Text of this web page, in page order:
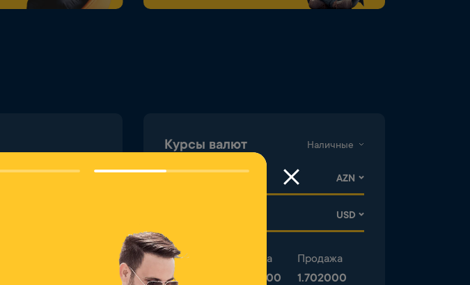
Курсы валют Наличные
Валюта
USD
Покупка
1.690000
Продажа
1.702000